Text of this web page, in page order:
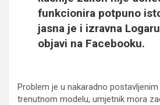
funkcionira potpuno
jasna je i izravna
objavi na Facebooku.
Problem je u nakaradno
trenutnom modelu, umjetnik mora